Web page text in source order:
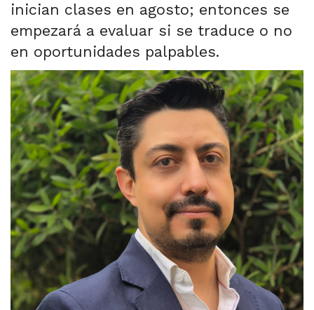
inician clases en agosto; entonces se
empezará a evaluar si se traduce o no
en oportunidades palpables.